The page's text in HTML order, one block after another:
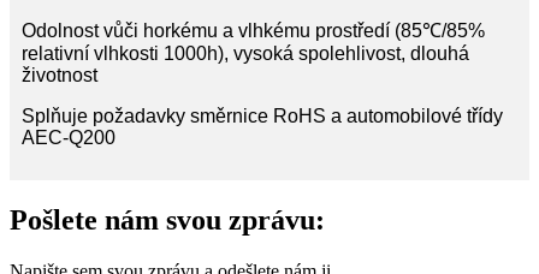
Odolnost vůči horkému a vlhkému prostředí (85℃/85%
relativní vlhkosti 1000h), vysoká spolehlivost, dlouhá
životnost
Splňuje požadavky směrnice RoHS a automobilové třídy
AEC-Q200
Pošlete nám svou zprávu: